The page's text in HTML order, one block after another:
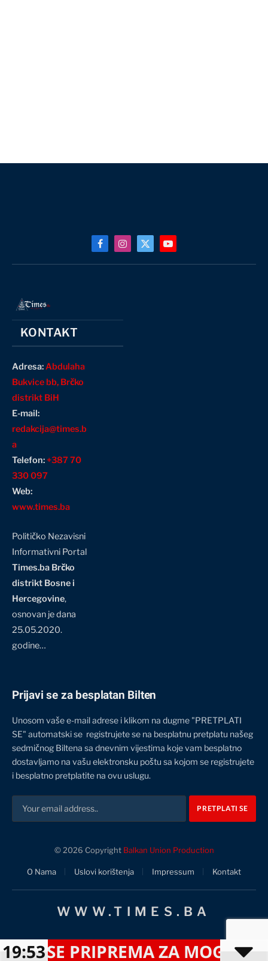
FacebookInstagram
X
(Twitter)
YouTube
KONTAKT
Adresa:Abdulaha
Bukvice bb, Brčko
distrikt BiH
E-mail:
redakcija@times.b
a
Telefon:+387 70
330 097
Web:
www.times.ba
Političko Nezavisni
Informativni Portal
Times.ba Brčko
distrikt Bosne i
Hercegovine,
osnovan je dana
25.05.2020.
godine…
Prijavi se za besplatan Bilten
Unosom vaše e-mail adrese i klikom na dugme "PRETPLATI
SE" automatski se registrujete se na besplatnu pretplatu našeg
sedmičnog Biltena sa dnevnim vijestima koje vam besplatno
dostavljamo na vašu elektronsku poštu sa kojom se registrujete
i besplatno pretplatite na ovu uslugu.
© 2026 Copyright Balkan Union Production
O Nama Uslovi korištenja Impressum Kontakt
WWW.TIMES.BA
PRIPREMA ZA MOGUĆE
19:53